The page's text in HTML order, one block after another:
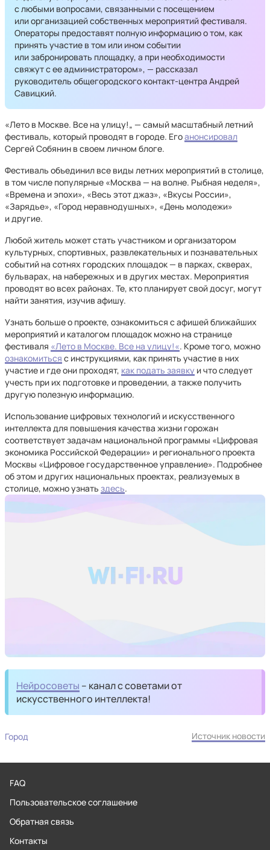
с любыми вопросами, связанными с посещением
или организацией собственных мероприятий фестиваля.
Операторы предоставят полную информацию о том, как
принять участие в том или ином событии
или забронировать площадку, а при необходимости
свяжут с ее администратором», — рассказал
руководитель общегородского контакт-центра Андрей
Савицкий.
«Лето в Москве. Все на улицу!„ — самый масштабный летний
фестиваль, который проводят в городе. Егоанонсировал
Сергей Собянин в своем личном блоге.
Фестиваль объединил все виды летних мероприятий в столице,
в том числе популярные «Москва — на волне. Рыбная неделя»,
«Времена и эпохи», «Весь этот джаз», «Вкусы России»,
«Зарядье», «Город неравнодушных», «День молодежи»
и другие.
Любой житель может стать участником и организатором
культурных, спортивных, развлекательных и познавательных
событий на сотнях городских площадок — в парках, скверах,
бульварах, на набережных и в других местах. Мероприятия
проводят во всех районах. Те, кто планирует свой досуг, могут
найти занятия, изучив афишу.
Узнать больше о проекте, ознакомиться с афишей ближайших
мероприятий и каталогом площадок можно на странице
фестиваля «Лето в Москве. Все на улицу!«. Кроме того, можно
ознакомиться с инструкциями, как принять участие в них
участие и где они проходят, как подать заявку и что следует
учесть при их подготовке и проведении, а также получить
другую полезную информацию.
Использование цифровых технологий и искусственного
интеллекта для повышения качества жизни горожан
соответствует задачам национальной программы «Цифровая
экономика Российской Федерации» и регионального проекта
Москвы «Цифровое государственное управление». Подробнее
об этом и других национальных проектах, реализуемых в
столице, можно узнать здесь.
Нейросоветы – канал с советами от
искусственного интеллекта!
Город Источник новости
FAQ
Пользовательское соглашение
Обратная связь
Контакты